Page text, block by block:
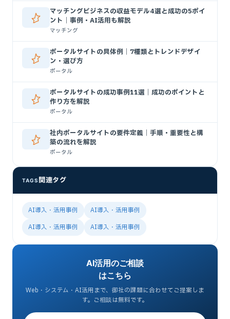
マッチングビジネスの収益モデル4選と成功の5ポイ
ント｜事例・AI活用も解説
マッチング
ポータルサイトの具体例｜7種類とトレンドデザイ
ン・選び方
ポータル
ポータルサイトの成功事例11選｜成功のポイントと
作り方を解説
ポータル
社内ポータルサイトの要件定義｜手順・重要性と構
築の流れを解説
ポータル
TAGS 関連タグ
AI導入・活用事例
AI導入・活用事例
AI導入・活用事例
AI導入・活用事例
AI活用のご相談
はこちら
Web・システム・AI活用まで、御社の課題に合わせてご提案しま
す。ご相談は無料です。